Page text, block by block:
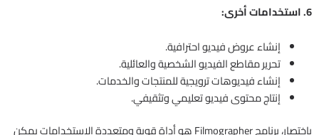
6. استخدامات أخرى:
إنشاء عروض فيديو احترافية.
تحرير مقاطع الفيديو الشخصية والعائلية.
إنشاء فيديوهات ترويجية للمنتجات والخدمات.
إنتاج محتوى فيديو تعليمي وتثقيفي.
باختصار، برنامج Filmographer هو أداة قوية ومتعددة الاستخدامات يمكن